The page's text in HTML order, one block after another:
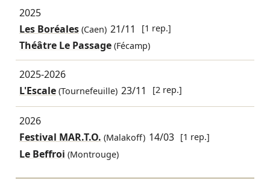
2025
Les Boréales(Caen) 21/11 [1 rep.]
Théâtre Le Passage (Fécamp)
2025-2026
L'Escale(Tournefeuille) 23/11 [2 rep.]
2026
Festival MAR.T.O. (Malakoff) 14/03 [1 rep.]
Le Beffroi (Montrouge)